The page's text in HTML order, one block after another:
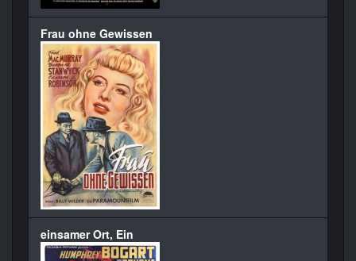
Frau ohne Gewissen
einsamer Ort, Ein